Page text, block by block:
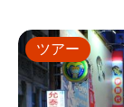
ツアー